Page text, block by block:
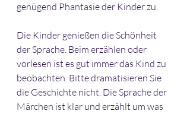
genügend Phantasie der Kinder zu.
Die Kinder genießen die Schönheit
der Sprache. Beim erzählen oder
vorlesen ist es gut immer das Kind zu
beobachten. Bitte dramatisieren Sie
die Geschichte nicht. Die Sprache der
Märchen ist klar und erzählt um was